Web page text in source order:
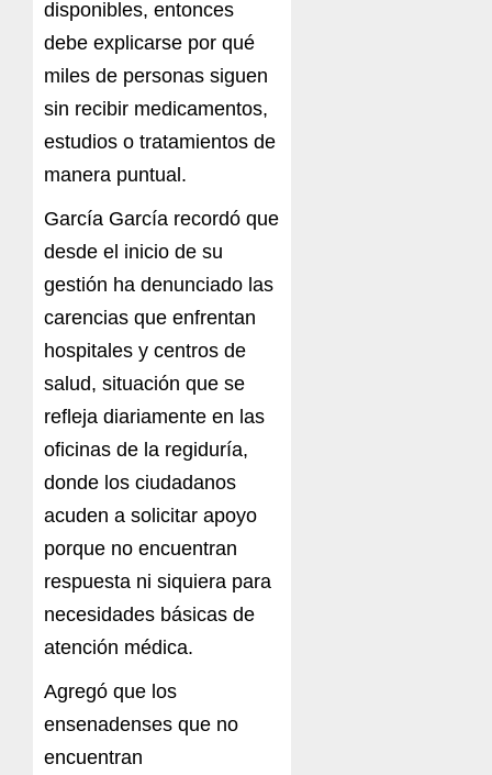
disponibles, entonces
debe explicarse por qué
miles de personas siguen
sin recibir medicamentos,
estudios o tratamientos de
manera puntual.
García García recordó que
desde el inicio de su
gestión ha denunciado las
carencias que enfrentan
hospitales y centros de
salud, situación que se
refleja diariamente en las
oficinas de la regiduría,
donde los ciudadanos
acuden a solicitar apoyo
porque no encuentran
respuesta ni siquiera para
necesidades básicas de
atención médica.
Agregó que los
ensenadenses que no
encuentran